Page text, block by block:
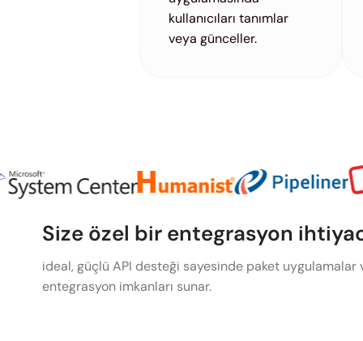
kullanıcıları tanımlar
veya günceller.
Size özel bir entegrasyon
ideal, güçlü API desteği sayesinde paket
entegrasyon imkanları sunar.